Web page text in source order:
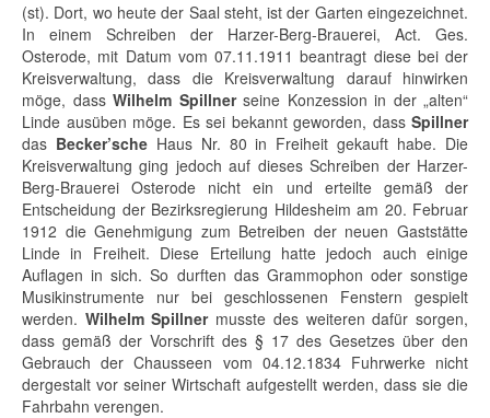
(st). Dort, wo heute der Saal steht, ist der Garten eingezeichnet.
In einem Schreiben der Harzer-Berg-Brauerei, Act. Ges.
Osterode, mit Datum vom 07.11.1911 beantragt diese bei der
Kreisverwaltung, dass die Kreisverwaltung darauf hinwirken
möge, dass Wilhelm Spillner seine Konzession in der „alten“
Linde ausüben möge. Es sei bekannt geworden, dass Spillner
das Becker’sche Haus Nr. 80 in Freiheit gekauft habe. Die
Kreisverwaltung ging jedoch auf dieses Schreiben der Harzer-
Berg-Brauerei Osterode nicht ein und erteilte gemäß der
Entscheidung der Bezirksregierung Hildesheim am 20. Februar
1912 die Genehmigung zum Betreiben der neuen Gaststätte
Linde in Freiheit. Diese Erteilung hatte jedoch auch einige
Auflagen in sich. So durften das Grammophon oder sonstige
Musikinstrumente nur bei geschlossenen Fenstern gespielt
werden. Wilhelm Spillnermusste des weiteren dafür sorgen,
dass gemäß der Vorschrift des § 17 des Gesetzes über den
Gebrauch der Chausseen vom 04.12.1834 Fuhrwerke nicht
dergestalt vor seiner Wirtschaft aufgestellt werden, dass sie die
Fahrbahn verengen.